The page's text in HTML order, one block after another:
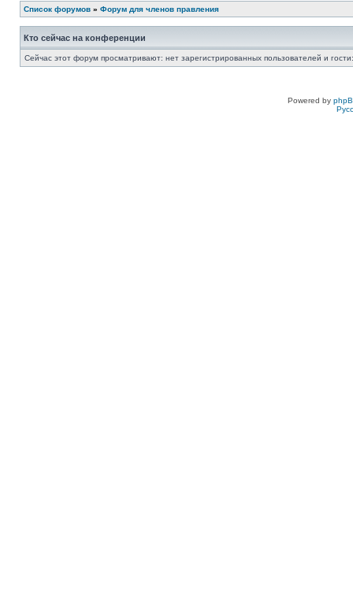
Список форумов » Форум для членов правления
Кто сейчас на конференции
Сейчас этот форум просматривают: нет зарегистрированных пользователей и
Powered by